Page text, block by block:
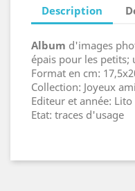
Description
Album d'images
épais pour les petits;
Format en cm:
Collection: Joyeux
Editeur et année: Lito
Etat: traces d'usage